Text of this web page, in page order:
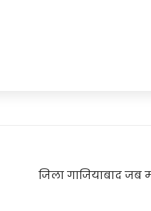
जिला गाजियाबाद जब